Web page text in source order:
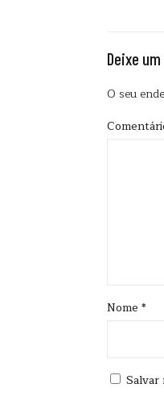
Deixe
O seu
Nome *
Salvar